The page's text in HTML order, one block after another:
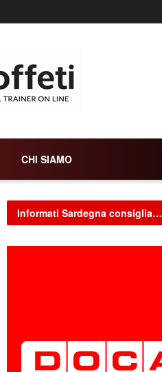
CHI SIAMO
Informati Sardegna consiglia…